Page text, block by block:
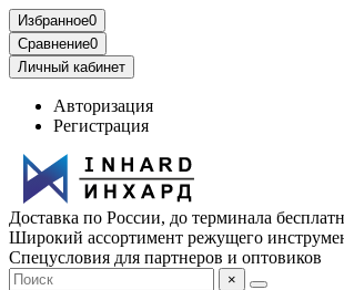
Избранное0
Сравнение0
Личный кабинет
Авторизация
Регистрация
Доставка по России, до терминала
Широкий ассортимент режущего
Спецусловия для партнеров и оптовиков
×